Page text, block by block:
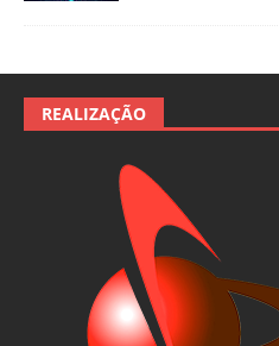
REALIZAÇÃO